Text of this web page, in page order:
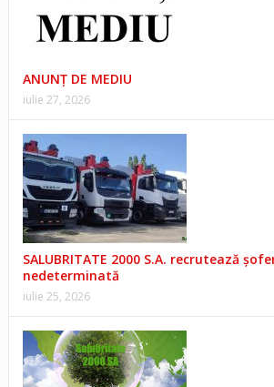
ANUNŢ DE MEDIU
iulie 27, 2026
SALUBRITATE 2000 S.A. recrutează
nedeterminată
iulie 25, 2026